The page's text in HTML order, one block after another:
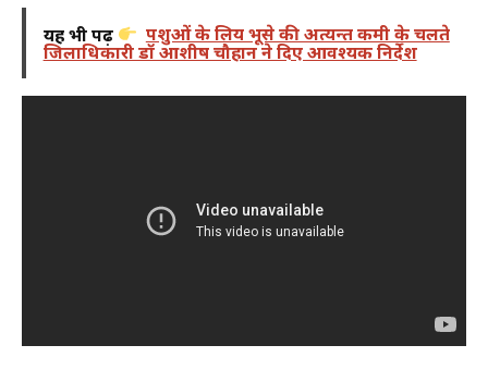
यह भी पढ़ें पशुओं के लिय भूसे की अत्यन्त कमी के चलते
जिलाधिकारी डॉ आशीष चौहान ने दिए आवश्यक निर्देश